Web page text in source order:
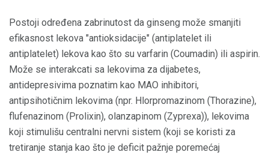
Postoji određena zabrinutost da ginseng može smanjiti
efikasnost lekova "antioksidacije" (antiplatelet ili
antiplatelet) lekova kao što su varfarin (Coumadin) ili aspirin.
Može se interakcati sa lekovima za dijabetes,
antidepresivima poznatim kao MAO inhibitori,
antipsihotičnim lekovima (npr. Hlorpromazinom (Thorazine),
flufenazinom (Prolixin), olanzapinom (Zyprexa)), lekovima
koji stimulišu centralni nervni sistem (koji se koristi za
tretiranje stanja kao što je deficit pažnje poremećaj